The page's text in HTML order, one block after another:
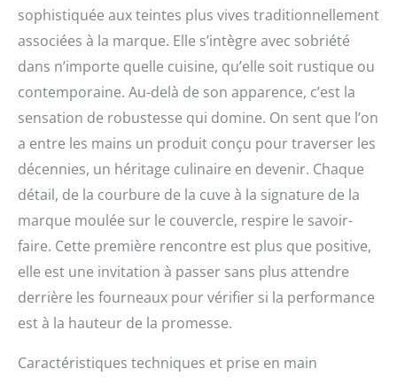
sophistiquée aux teintes plus vives traditionnellement
associées à la marque. Elle s’intègre avec sobriété
dans n’importe quelle cuisine, qu’elle soit rustique ou
contemporaine. Au-delà de son apparence, c’est la
sensation de robustesse qui domine. On sent que l’on
a entre les mains un produit conçu pour traverser les
décennies, un héritage culinaire en devenir. Chaque
détail, de la courbure de la cuve à la signature de la
marque moulée sur le couvercle, respire le savoir-
faire. Cette première rencontre est plus que positive,
elle est une invitation à passer sans plus attendre
derrière les fourneaux pour vérifier si la performance
est à la hauteur de la promesse.
Caractéristiques techniques et prise en main